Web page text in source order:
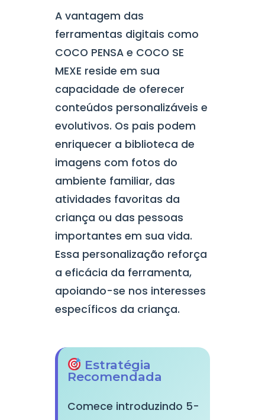
A vantagem das
ferramentas digitais como
COCO PENSA e COCO SE
MEXE reside em sua
capacidade de oferecer
conteúdos personalizáveis e
evolutivos. Os pais podem
enriquecer a biblioteca de
imagens com fotos do
ambiente familiar, das
atividades favoritas da
criança ou das pessoas
importantes em sua vida.
Essa personalização reforça
a eficácia da ferramenta,
apoiando-se nos interesses
específicos da criança.
Estratégia
Recomendada
Comece introduzindo 5-